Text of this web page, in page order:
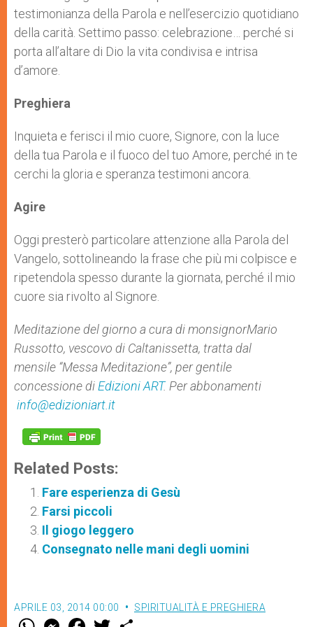
testimonianza della Parola e nell’esercizio quotidiano
della carità. Settimo passo: celebrazione… perché si
porta all’altare di Dio la vita condivisa e intrisa
d’amore.
Preghiera
Inquieta e ferisci il mio cuore, Signore, con la luce
della tua Parola e il fuoco del tuo Amore, perché in te
cerchi la gloria e speranza testimoni ancora.
Agire
Oggi presterò particolare attenzione alla Parola del
Vangelo, sottolineando la frase che più mi colpisce e
ripetendola spesso durante la giornata, perché il mio
cuore sia rivolto al Signore.
Meditazione del giorno a cura di monsignorMario
Russotto, vescovo di Caltanissetta, tratta dal
mensile “Messa Meditazione”, per gentile
concessione di Edizioni ART. Per abbonamenti
info@edizioniart.it
Related Posts:
Fare esperienza di Gesù
Farsi piccoli
Il giogo leggero
Consegnato nelle mani degli uomini
APRILE 03, 2014 00:00 SPIRITUALITÀ E PREGHIERA
W M F